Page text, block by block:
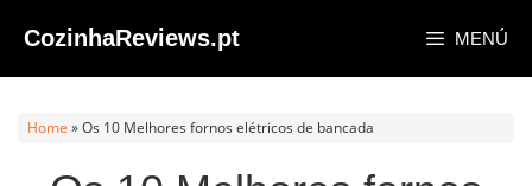
contenido
CozinhaReviews.pt MENÚ
Home »Os 10 Melhores fornos elétricos de bancada